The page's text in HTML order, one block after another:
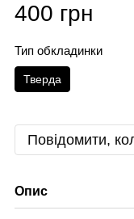
400 грн
Тип обкладинки
Тверда
Повідомити,
Опис